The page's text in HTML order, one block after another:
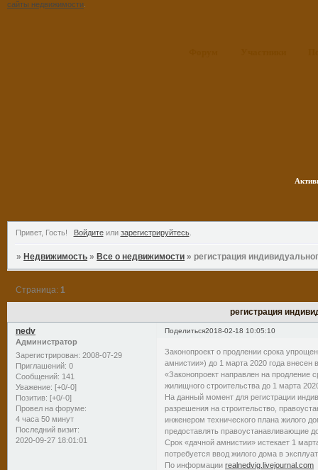
сайты недвижимости
Привет, Гость! Войдитеили зарегистрируйтесь.
»Недвижимость »Все о недвижимости » регистрация
регистрация
Страница: 1
Поделиться2018-02-18 10:05:10
nedv
Администратор
Зарегистрирован: 2008-07-29
Приглашений: 0
Сообщений: 141
Уважение: [+0/-0]
Позитив: [+0/-0]
Провел на форуме:
4 часа 50 минут
Последний визит:
2020-09-27 18:01:01
Законопроект о продлении срока
амнистии») до 1 марта 2020 года внесен
«Законопроект направлен на продление
жилищного строительства до 1 марта
На данный момент для регистрации
разрешения на строительство,
инженером технического плана жилого
предоставлять правоустанавливающие
Срок «дачной амнистии» истекает 1
потребуется ввод жилого дома в
По информацииrealnedvig.livejournal.com